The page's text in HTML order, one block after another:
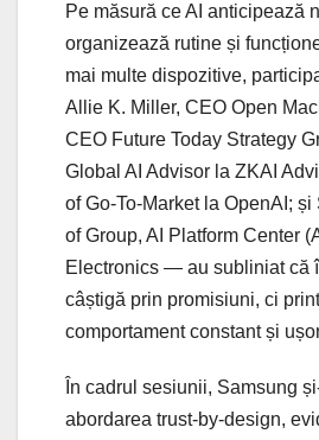
Pe măsură ce AI anticipează
organizează rutine și
mai multe dispozitive,
Allie K. Miller, CEO Open
CEO Future Today Strategy
Global AI Advisor la ZKAI
of Go-To-Market la OpenAI;
of Group, AI Platform Center
Electronics — au subliniat că
câștigă prin promisiuni, ci
comportament constant și
În cadrul sesiunii, Samsung
abordarea trust-by-design,